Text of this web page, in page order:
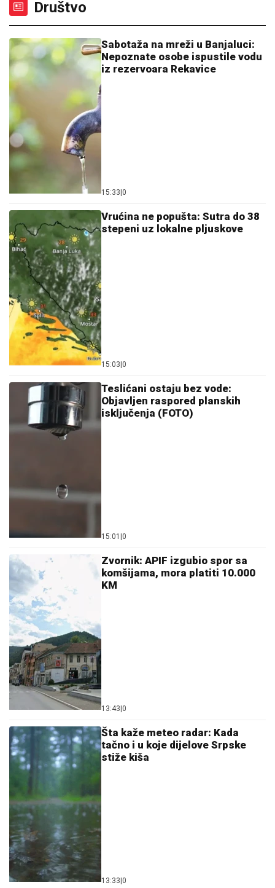
Društvo
Sabotaža na mreži u Banjaluci:
Nepoznate osobe ispustile vodu
iz rezervoara Rekavice
15:33 0
Vrućina ne popušta: Sutra do 38
stepeni uz lokalne pljuskove
15:03 0
Teslićani ostaju bez vode:
Objavljen raspored planskih
isključenja (FOTO)
15:01 0
Zvornik: APIF izgubio spor sa
komšijama, mora platiti 10.000
KM
13:43 0
Šta kaže meteo radar: Kada
tačno i u koje dijelove Srpske
stiže kiša
13:33 0